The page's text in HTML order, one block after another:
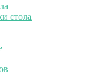
стола